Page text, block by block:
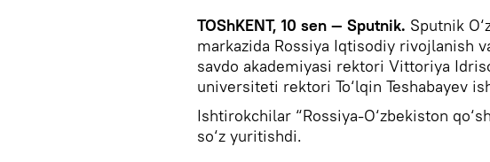
TOShKENT, 10 sen — Sputnik. Sputnik
markazida Rossiya Iqtisodiy rivojlanish
savdo akademiyasi rektori Vittoriya
universiteti rektori To‘lqin Teshabayev
Ishtirokchilar “Rossiya-O‘zbekiston
so‘z yuritishdi.